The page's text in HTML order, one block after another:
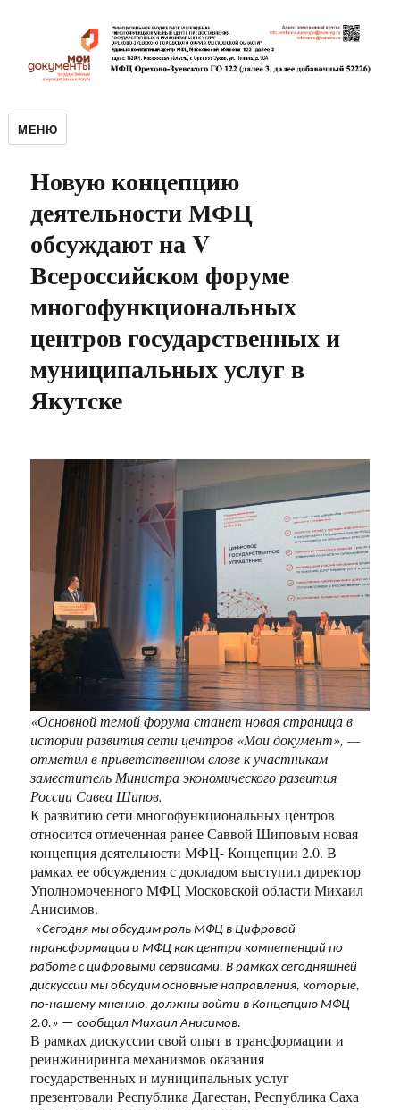
МЕНЮ
Новую концепцию
деятельности МФЦ
обсуждают на V
Всероссийском форуме
многофункциональных
центров государственных и
муниципальных услуг в
Якутске
«Основной темой форума станет новая страница в
истории развития сети центров «Мои документ», —
отметил в приветственном слове к участникам
заместитель Министра экономического развития
России Савва Шипов.
К развитию сети многофункциональных центров
относится отмеченная ранее Саввой Шиповым новая
концепция деятельности МФЦ- Концепции 2.0. В
рамках ее обсуждения с докладом выступил директор
Уполномоченного МФЦ Московской области Михаил
Анисимов.
«Сегодня мы обсудим роль МФЦ в Цифровой
трансформации и МФЦ как центра компетенций по
работе с цифровыми сервисами. В рамках сегодняшней
дискуссии мы обсудим основные направления, которые,
по-нашему мнению, должны войти в Концепцию МФЦ
2.0.» — сообщил Михаил Анисимов.
В рамках дискуссии свой опыт в трансформации и
реинжиниринга механизмов оказания
государственных и муниципальных услуг
презентовали Республика Дагестан, Республика Саха